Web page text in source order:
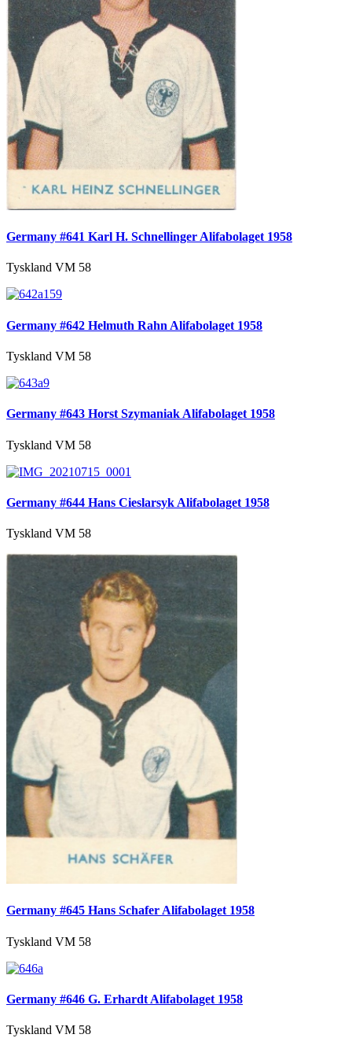
Germany #641 Karl H. Schnellinger Alifabolaget 1958
Tyskland VM 58
Germany #642 Helmuth Rahn Alifabolaget 1958
Tyskland VM 58
Germany #643 Horst Szymaniak Alifabolaget 1958
Tyskland VM 58
Germany #644 Hans Cieslarsyk Alifabolaget 1958
Tyskland VM 58
Germany #645 Hans Schafer Alifabolaget 1958
Tyskland VM 58
Germany #646 G. Erhardt Alifabolaget 1958
Tyskland VM 58